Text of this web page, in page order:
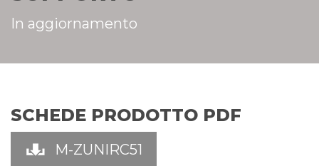
In aggiornamento
SCHEDE PRODOTTO PDF
M-ZUNIRC51